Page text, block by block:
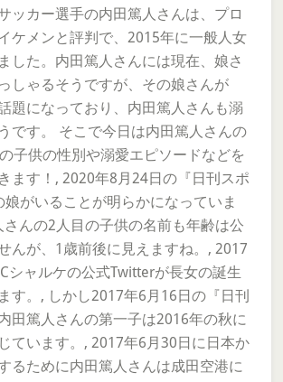
ッカー選手の内田篤人さんは、プロ
ケメンと評判で、2015年に一般人女
した。内田篤人さんには現在、娘さ
しゃるそうですが、その娘さんが
題になっており、内田篤人さんも溺
です。 そこで今日は内田篤人さんの
子供の性別や溺愛エピソードなどを
ます！, 2020年8月24日の『日刊スポ
娘がいることが明らかになっていま
んの2人目の子供の名前も年齢は公
んが、1歳前後に見えますね。, 2017
シャルケの公式Twitterが長女の誕生
す。, しかし2017年6月16日の『日刊
田篤人さんの第一子は2016年の秋に
ています。, 2017年6月30日に日本か
るために内田篤人さんは成田空港に